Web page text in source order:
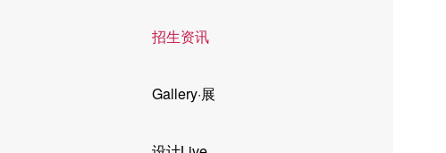
招生资讯
Gallery·展